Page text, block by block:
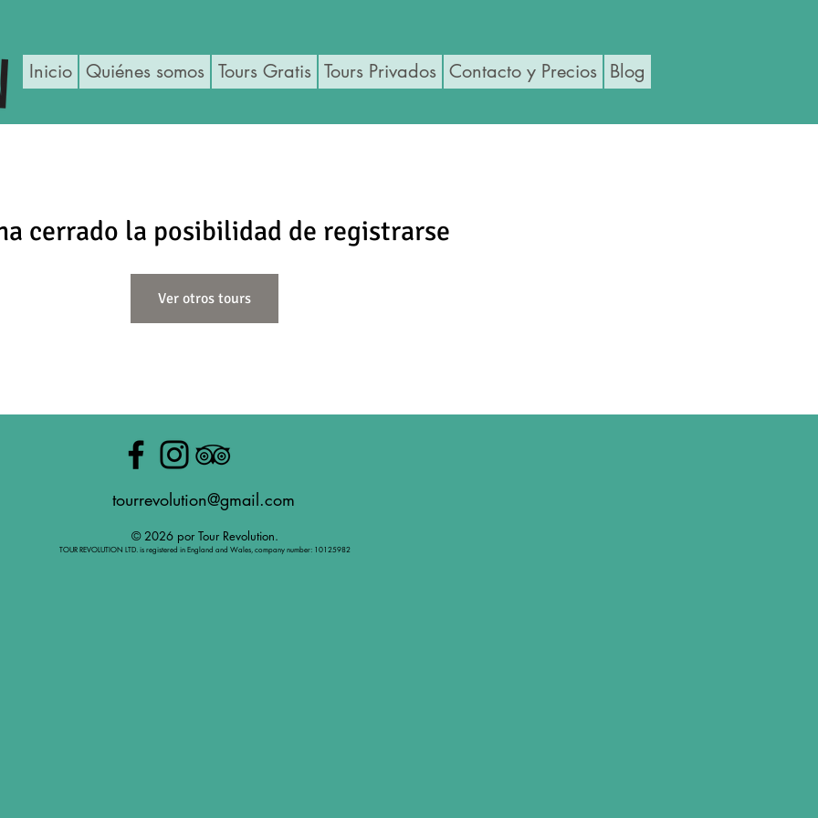
Inicio Quiénes somos Tours Gratis Tours Privados Contacto y Precios Blog
cerrado la posibilidad de registrarse
Ver otros tours
tourrevolution@gmail.com
© 2026 por Tour Revolution.
TOUR REVOLUTION LTD. is registered in England and Wales, company number: 10125982